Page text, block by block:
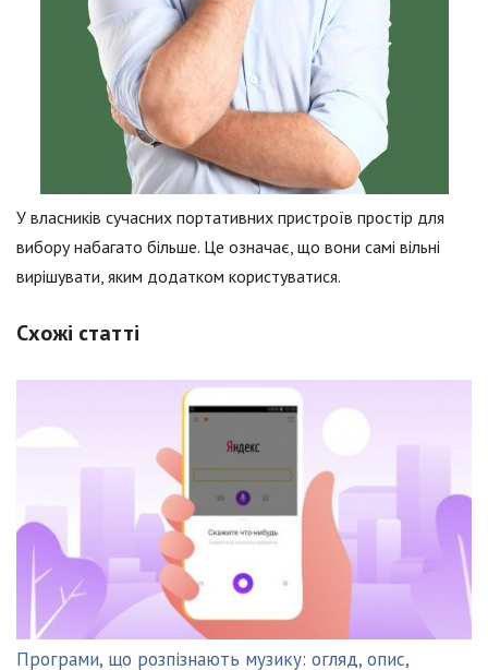
У власників сучасних портативних пристроїв простір для
вибору набагато більше. Це означає, що вони самі вільні
вирішувати, яким додатком користуватися.
Схожі статті
Програми, що розпізнають музику: огляд, опис,